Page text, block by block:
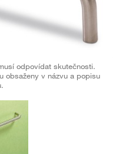
odpovídat skutečnosti.
obsaženy v názvu a popisu